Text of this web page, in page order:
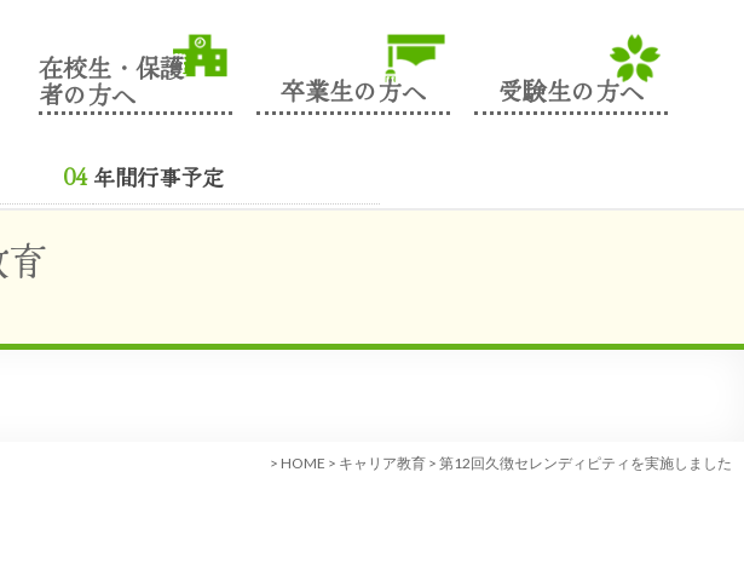
在校生・保護
者の方へ 卒業生の方へ 受験生の方へ
年間行事予定
> HOME > キャリア教育 > 第12回久徴セレンディピティを実施しました